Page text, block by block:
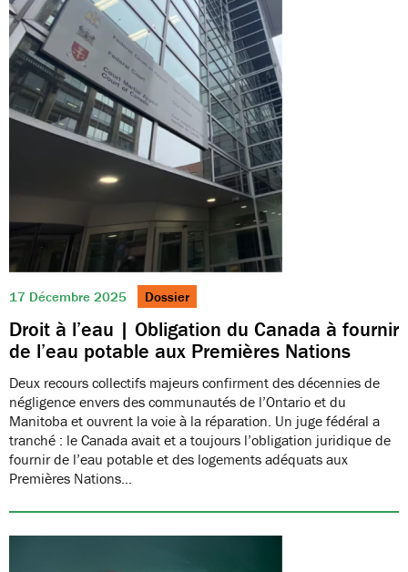
17 Décembre 2025 Dossier
Droit à l’eau | Obligation du Canada à fournir
de l’eau potable aux Premières Nations
Deux recours collectifs majeurs confirment des décennies de
négligence envers des communautés de l’Ontario et du
Manitoba et ouvrent la voie à la réparation. Un juge fédéral a
tranché : le Canada avait et a toujours l’obligation juridique de
fournir de l’eau potable et des logements adéquats aux
Premières Nations…